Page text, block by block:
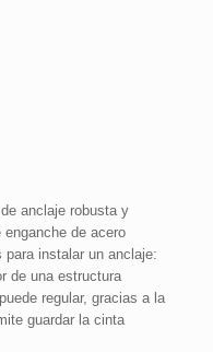
anclaje robusta y
enganche de acero
instalar un anclaje:
de una estructura
regular, gracias a la
guardar la cinta